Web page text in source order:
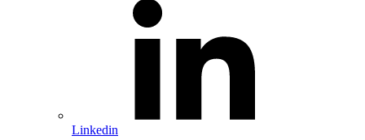
Linkedin